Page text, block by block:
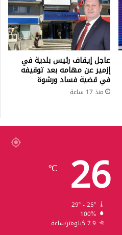
عاجل إيقاف رئيس بلدية في
إزمير عن مهامه بعد توقيفه
في قضية فساد ورشوة
منذ 17 ساعة
26
℃
29º - 25º
100%
7.9 كيلومتر/ساعة